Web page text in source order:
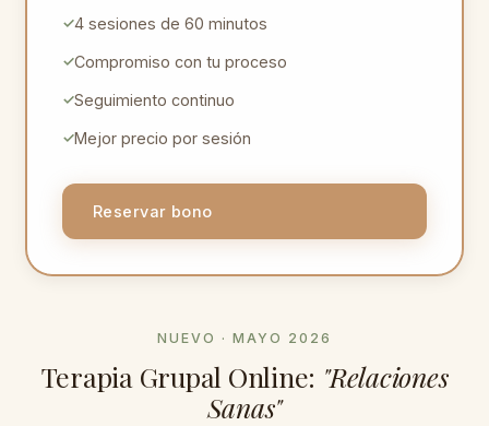
4 sesiones de 60 minutos
Compromiso con tu proceso
Seguimiento continuo
Mejor precio por sesión
Reservar bono
NUEVO · MAYO 2026
Terapia Grupal Online: "Relaciones
Sanas"